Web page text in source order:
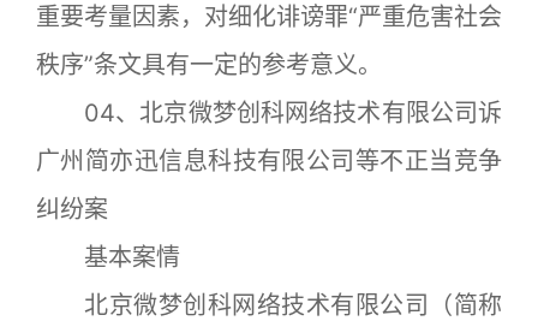
重要考量因素，对细化诽谤罪“严重危害社会
秩序”条文具有一定的参考意义。
04、北京微梦创科网络技术有限公司诉
广州简亦迅信息科技有限公司等不正当竞争
纠纷案
基本案情
北京微梦创科网络技术有限公司（简称